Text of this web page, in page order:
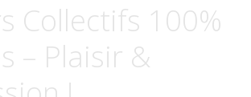
Collectifs 100%
– Plaisir &